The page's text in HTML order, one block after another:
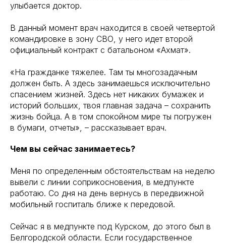
улыбается доктор.
В данный момент врач находится в своей четвертой
командировке в зону СВО, у него идет второй
официальный контракт с батальоном «Ахмат».
«На гражданке тяжелее. Там ты многозадачным
должен быть. А здесь занимаешься исключительно
спасением жизней. Здесь нет никаких бумажек и
историй больших, твоя главная задача – сохранить
жизнь бойца. А в том спокойном мире ты погружен
в бумаги, отчеты», – рассказывает врач.
Чем вы сейчас занимаетесь?
Меня по определенным обстоятельствам на неделю
вывели с линии соприкосновения, в медпункте
работаю. Со дня на день вернусь в передвижной
мобильный госпиталь ближе к передовой.
Сейчас я в медпункте под Курском, до этого был в
Белгородской области. Если государственное